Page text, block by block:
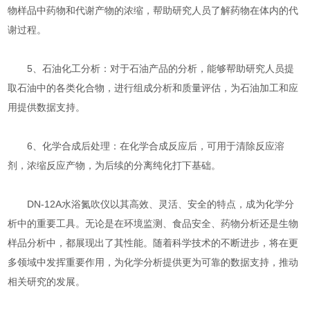
物样品中药物和代谢产物的浓缩，帮助研究人员了解药物在体内的代
谢过程。
5、石油化工分析：对于石油产品的分析，能够帮助研究人员提
取石油中的各类化合物，进行组成分析和质量评估，为石油加工和应
用提供数据支持。
6、化学合成后处理：在化学合成反应后，可用于清除反应溶
剂，浓缩反应产物，为后续的分离纯化打下基础。
DN-12A水浴氮吹仪以其高效、灵活、安全的特点，成为化学分
析中的重要工具。无论是在环境监测、食品安全、药物分析还是生物
样品分析中，都展现出了其性能。随着科学技术的不断进步，将在更
多领域中发挥重要作用，为化学分析提供更为可靠的数据支持，推动
相关研究的发展。